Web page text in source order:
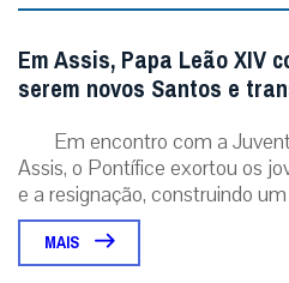
Em Assis, Papa Leão XIV
serem novos Santos e
Em encontro com a
Assis, o Pontífice exortou os
e a resignação, construindo
MAIS